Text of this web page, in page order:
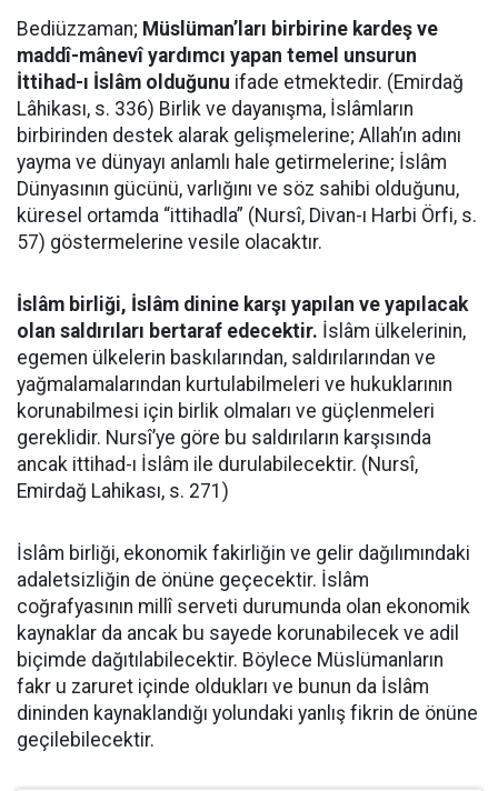
Bediüzzaman; Müslüman’ları birbirine kardeş ve
maddî-mânevî yardımcı yapan temel unsurun
İttihad-ı İslâm olduğunu ifade etmektedir. (Emirdağ
Lâhikası, s. 336) Birlik ve dayanışma, İslâmların
birbirinden destek alarak gelişmelerine; Allah’ın adını
yayma ve dünyayı anlamlı hale getirmelerine; İslâm
Dünyasının gücünü, varlığını ve söz sahibi olduğunu,
küresel ortamda “ittihadla” (Nursî, Divan-ı Harbi Örfi, s.
57) göstermelerine vesile olacaktır.
İslâm birliği, İslâm dinine karşı yapılan ve yapılacak
olan saldırıları bertaraf edecektir. İslâm ülkelerinin,
egemen ülkelerin baskılarından, saldırılarından ve
yağmalamalarından kurtulabilmeleri ve hukuklarının
korunabilmesi için birlik olmaları ve güçlenmeleri
gereklidir. Nursî’ye göre bu saldırıların karşısında
ancak ittihad-ı İslâm ile durulabilecektir. (Nursî,
Emirdağ Lahikası, s. 271)
İslâm birliği, ekonomik fakirliğin ve gelir dağılımındaki
adaletsizliğin de önüne geçecektir. İslâm
coğrafyasının millî serveti durumunda olan ekonomik
kaynaklar da ancak bu sayede korunabilecek ve adil
biçimde dağıtılabilecektir. Böylece Müslümanların
fakr u zaruret içinde oldukları ve bunun da İslâm
dininden kaynaklandığı yolundaki yanlış fikrin de önüne
geçilebilecektir.